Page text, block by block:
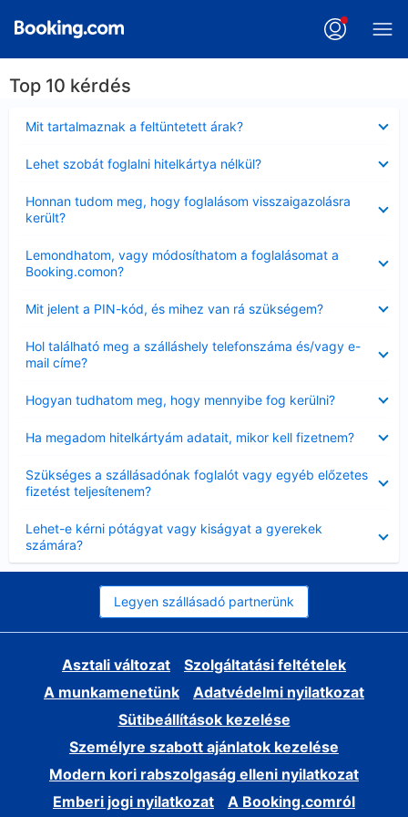
Top 10 kérdés
Mit tartalmaznak a feltüntetett árak?
Lehet szobát foglalni hitelkártya nélkül?
Honnan tudom meg, hogy foglalásom visszaigazolásra
került?
Lemondhatom, vagy módosíthatom a foglalásomat a
Booking.comon?
Mit jelent a PIN-kód, és mihez van rá szükségem?
Hol található meg a szálláshely telefonszáma és/vagy e-
mail címe?
Hogyan tudhatom meg, hogy mennyibe fog kerülni?
Ha megadom hitelkártyám adatait, mikor kell fizetnem?
Szükséges a szállásadónak foglalót vagy egyéb előzetes
fizetést teljesítenem?
Lehet-e kérni pótágyat vagy kiságyat a gyerekek
számára?
Legyen szállásadó partnerünk
Asztali változat
Szolgáltatási feltételek
A munkamenetünk
Adatvédelmi nyilatkozat
Sütibeállítások kezelése
Személyre szabott ajánlatok kezelése
Modern kori rabszolgaság elleni nyilatkozat
Emberi jogi nyilatkozat
A Booking.comról